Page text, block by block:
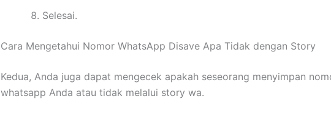
Selesai.
Cara Mengetahui Nomor WhatsApp Disave Apa Tidak dengan Story
Kedua, Anda juga dapat mengecek apakah seseorang menyimpan
whatsapp Anda atau tidak melalui story wa.